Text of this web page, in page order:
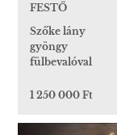
FESTŐ
Szőke lány
gyöngy
fülbevalóval
1 250 000 Ft